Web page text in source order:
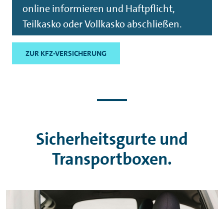
online informieren und Haftpflicht,
Teilkasko oder Vollkasko abschließen.
ZUR KFZ-VERSICHERUNG
Sicherheitsgurte und
Transportboxen.